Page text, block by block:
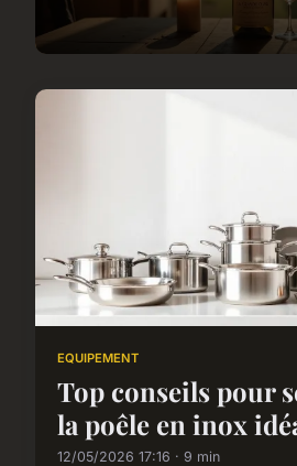
EQUIPEMENT
Top conseils pour
la poêle en inox
12/05/2026 17:16 · 9 min